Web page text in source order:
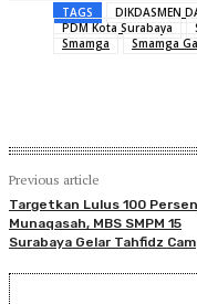
TAGS DIKDASMEN
PDM Kota Surabaya
Smamga
Smamga
Previous article
Targetkan Lulus 100 Persen
Munaqasah, MBS SMPM 15
Surabaya Gelar Tahfidz